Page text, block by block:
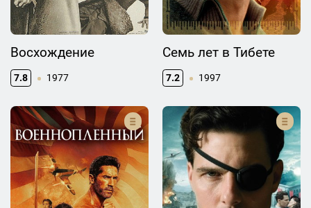
Восхождение
7.8 1977
Семь лет в Тибете
7.2 1997